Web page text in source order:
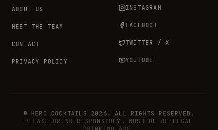
ABOUT US
MEET THE TEAM
CONTACT
PRIVACY POLICY
INSTAGRAM
FACEBOOK
TWITTER / X
YOUTUBE
© HERO COCKTAILS 2026. ALL RIGHTS RESERVED.
PLEASE DRINK RESPONSIBLY. MUST BE OF LEGAL